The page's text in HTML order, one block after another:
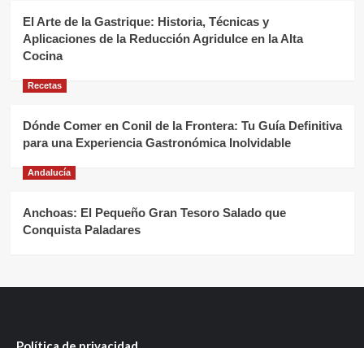
El Arte de la Gastrique: Historia, Técnicas y
Aplicaciones de la Reducción Agridulce en la Alta
Cocina
Recetas
Dónde Comer en Conil de la Frontera: Tu Guía Definitiva
para una Experiencia Gastronómica Inolvidable
Andalucía
Anchoas: El Pequeño Gran Tesoro Salado que
Conquista Paladares